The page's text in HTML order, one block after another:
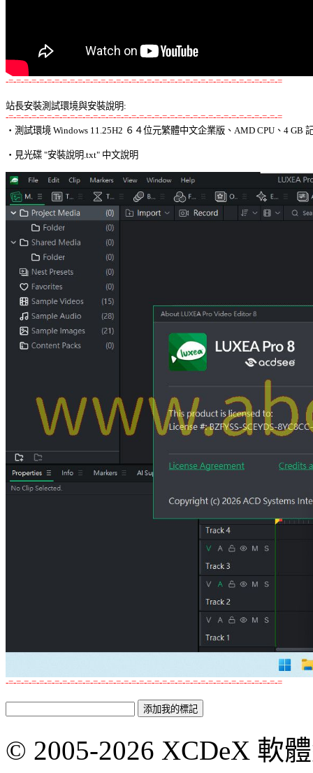
-=-=-=-=-=-=-=-=-=-=-=-=-=-=-=-=-=-=-=-=-=-=-=-=-=-=-=-=-=-=-=-=-=-=-=-=
站長安裝測試環境與安裝說明:
-=-=-=-=-=-=-=-=-=-=-=-=-=-=-=-=-=-=-=-=-=-=-=-=-=-=-=-=-=-=-=-=-=-=-=-=
‧測試環境 Windows 11.25H2 ６４位元繁體中文企業版、AMD CPU、4 GB
‧見光碟 "安裝說明.txt" 中文說明
-=-=-=-=-=-=-=-=-=-=-=-=-=-=-=-=-=-=-=-=-=-=-=-=-=-=-=-=-=-=-=-=-=-=-=-=
© 2005-2026 XCDeX 軟